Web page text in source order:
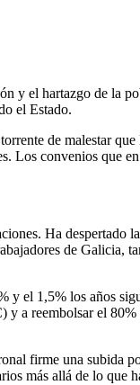
y el hartazgo de la
el Estado.
de malestar
Los convenios que
Ha despertado
de
el 1,5% los años
a reembolsar el
firme una subida
más allá de lo que